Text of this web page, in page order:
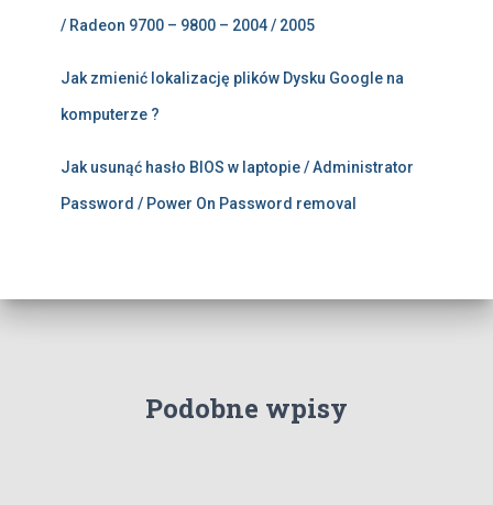
/ Radeon 9700 – 9800 – 2004 / 2005
Jak zmienić lokalizację plików Dysku Google na
komputerze ?
Jak usunąć hasło BIOS w laptopie / Administrator
Password / Power On Password removal
Podobne wpisy